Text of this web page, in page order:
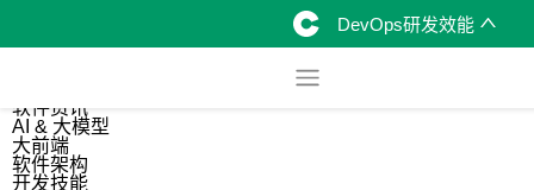
DevOps研发效能
软件资讯
AI & 大模型
大前端
软件架构
开发技能